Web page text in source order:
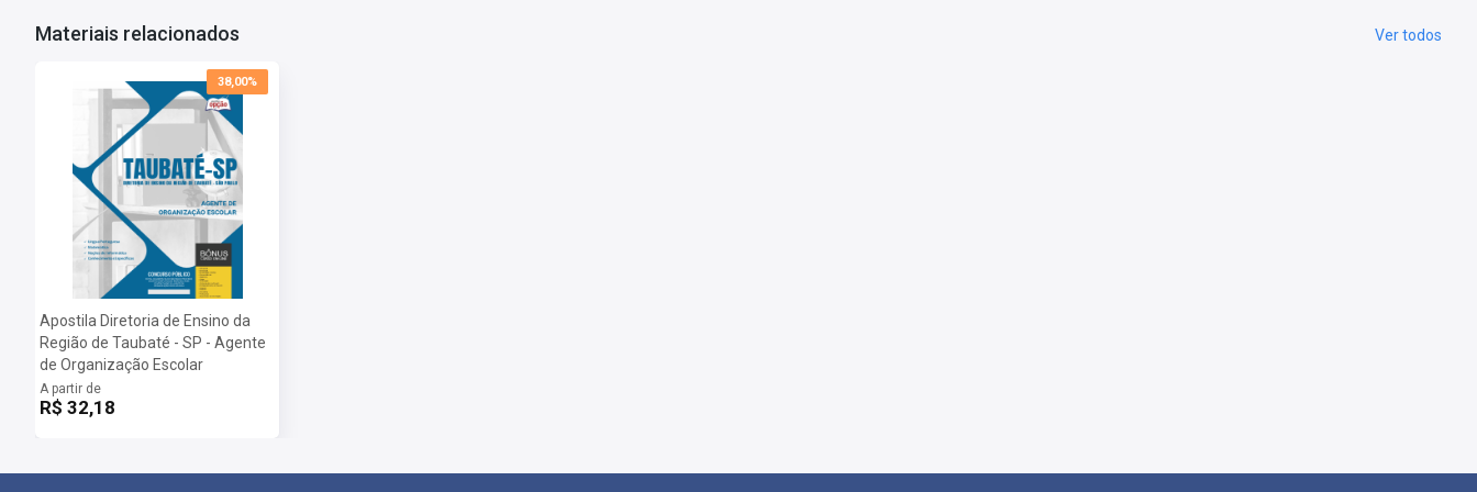
Provas:30/06/2024
Materiais relacionados Ver todos
38,00%
Apostila Diretoria de Ensino da
Região de Taubaté - SP - Agente
de Organização Escolar
A partir de
R$ 32,18